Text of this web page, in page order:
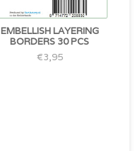
EMBELLISH LAYERING
BORDERS 30 PCS
€3,95